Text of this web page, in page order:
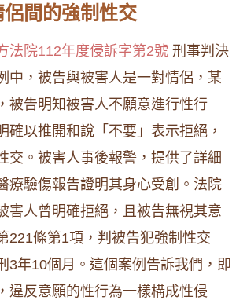
間的強制性交
法院112年度侵訴字第2號 刑事判決
中，被告與被害人是一對情侶，某
被告明知被害人不願意進行性行
確以推開和說「不要」表示拒絕，
交。被害人事後報警，提供了詳細
療驗傷報告證明其身心受創。法院
害人曾明確拒絕，且被告無視其意
221條第1項，判被告犯強制性交
3年10個月。這個案例告訴我們，即
違反意願的性行為一樣構成性侵